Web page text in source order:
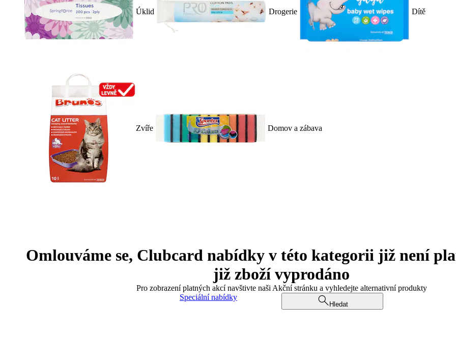
Úklid Drogerie Dítě
Zvíře Domov a zábava
Omlouváme se, Clubcard nabídky v této kategorii již není
již zboží vyprodáno
Pro zobrazení platných akcí navštivte naši Akční stránku a vyhledejte alternativní produkty
Speciální nabídky
Hledat